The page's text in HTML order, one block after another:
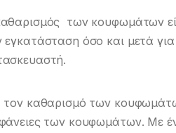
των κουφωμάτων
εγκατάσταση όσο και μετά
τον καθαρισμό των
των κουφωμάτων. Με